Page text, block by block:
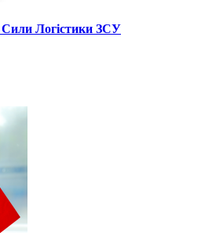
Сили Логістики ЗСУ